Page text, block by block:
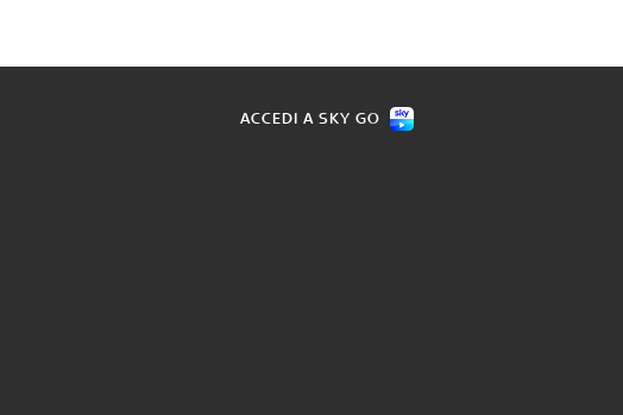
ACCEDI A SKY GO